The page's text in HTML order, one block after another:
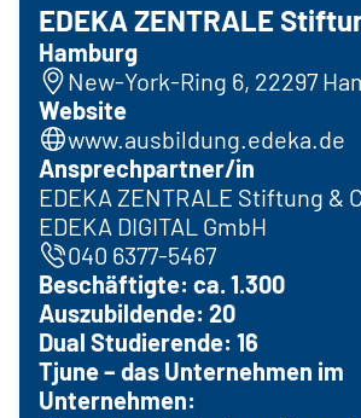
EDEKA ZENTRALE
Hamburg
New-York-Ring 6, 22297
Website
www.ausbildung.edeka.de
Ansprechpartner/in
EDEKA ZENTRALE Stiftung &
EDEKA DIGITAL GmbH
040 6377-5467
Beschäftigte: ca. 1.300
Auszubildende: 20
Dual Studierende: 16
Tjune – das Unternehmen im
Unternehmen: